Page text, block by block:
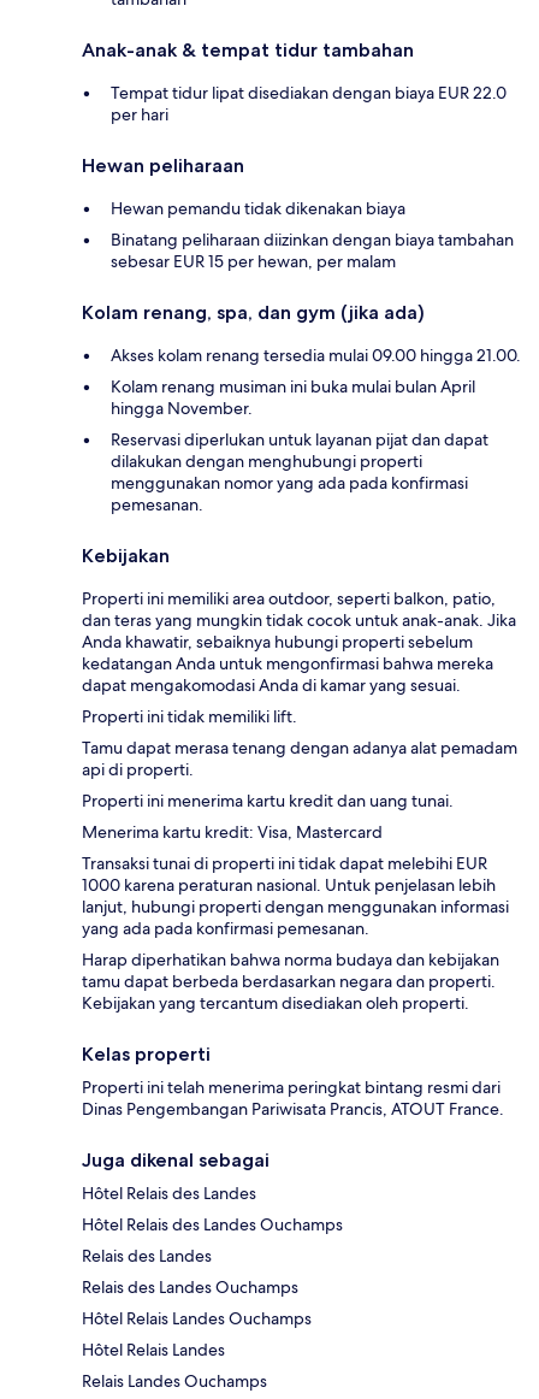
Anak-anak & tempat tidur tambahan
Tempat tidur lipat disediakan dengan biaya EUR 22.0
per hari
Hewan peliharaan
Hewan pemandu tidak dikenakan biaya
Binatang peliharaan diizinkan dengan biaya tambahan
sebesar EUR 15 per hewan, per malam
Kolam renang, spa, dan gym (jika ada)
Akses kolam renang tersedia mulai 09.00 hingga 21.00.
Kolam renang musiman ini buka mulai bulan April
hingga November.
Reservasi diperlukan untuk layanan pijat dan dapat
dilakukan dengan menghubungi properti
menggunakan nomor yang ada pada konfirmasi
pemesanan.
Kebijakan
Properti ini memiliki area outdoor, seperti balkon, patio,
dan teras yang mungkin tidak cocok untuk anak-anak. Jika
Anda khawatir, sebaiknya hubungi properti sebelum
kedatangan Anda untuk mengonfirmasi bahwa mereka
dapat mengakomodasi Anda di kamar yang sesuai.
Properti ini tidak memiliki lift.
Tamu dapat merasa tenang dengan adanya alat pemadam
api di properti.
Properti ini menerima kartu kredit dan uang tunai.
Menerima kartu kredit: Visa, Mastercard
Transaksi tunai di properti ini tidak dapat melebihi EUR
1000 karena peraturan nasional. Untuk penjelasan lebih
lanjut, hubungi properti dengan menggunakan informasi
yang ada pada konfirmasi pemesanan.
Harap diperhatikan bahwa norma budaya dan kebijakan
tamu dapat berbeda berdasarkan negara dan properti.
Kebijakan yang tercantum disediakan oleh properti.
Kelas properti
Properti ini telah menerima peringkat bintang resmi dari
Dinas Pengembangan Pariwisata Prancis, ATOUT France.
Juga dikenal sebagai
Hôtel Relais des Landes
Hôtel Relais des Landes Ouchamps
Relais des Landes
Relais des Landes Ouchamps
Hôtel Relais Landes Ouchamps
Hôtel Relais Landes
Relais Landes Ouchamps